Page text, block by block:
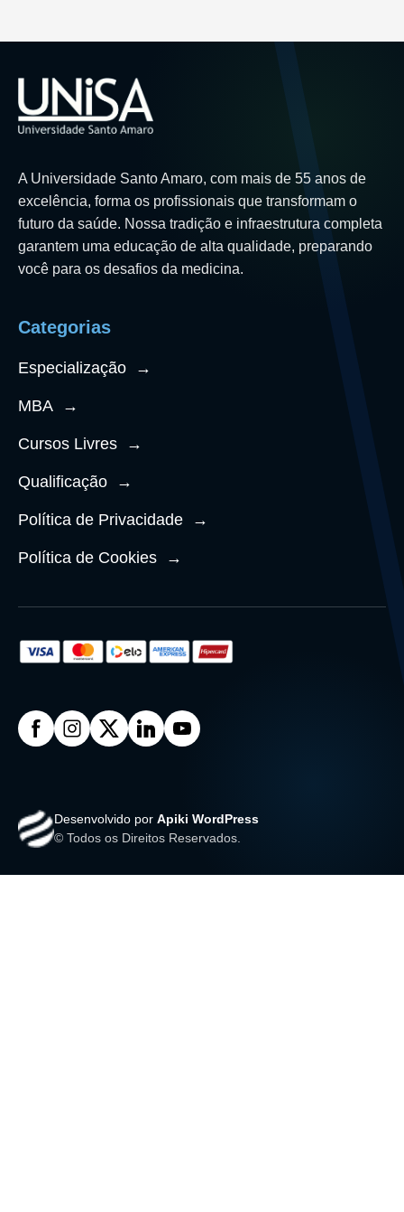
A Universidade Santo Amaro, com mais de 55 anos de
excelência, forma os profissionais que transformam o
futuro da saúde. Nossa tradição e infraestrutura completa
garantem uma educação de alta qualidade, preparando
você para os desafios da medicina.
Categorias
Especialização →
MBA →
Cursos Livres →
Qualificação →
Política de Privacidade →
Política de Cookies →
Desenvolvido por Apiki WordPress
© Todos os Direitos Reservados.